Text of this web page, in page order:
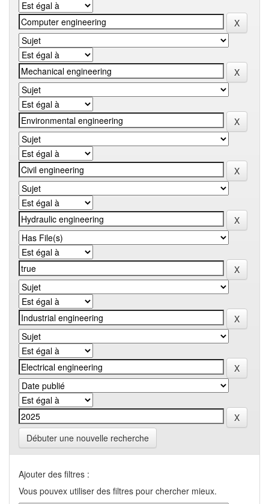
Débuter une nouvelle recherche
Ajouter des filtres :
Vous pouvex utiliser des filtres pour chercher mieux.